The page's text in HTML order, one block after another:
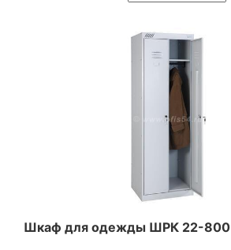
Шкаф для одежды ШРК 22-800